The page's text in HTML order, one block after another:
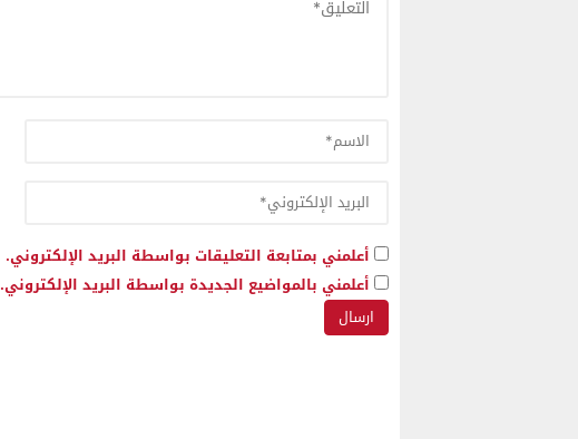
أعلمني بمتابعة التعليقات بواسطة البريد الإلكتروني.
أعلمني بالمواضيع الجديدة بواسطة البريد الإلكتروني.